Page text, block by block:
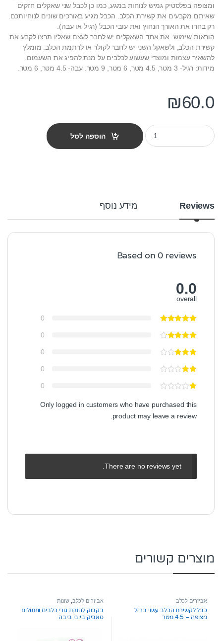
ומצופה בפלסטיק גמיש לנוחות במגע, כמו כן לכבל שני שאקלים חזקים
שאיתם מקבעים את קשירת הכלב. הכבל מגיע באורכים שונים לנוחיותכם.
רק בחרו את האורך הנחוץ ואת עובי הכבל (רגיל או עבה).
הוראות שימוש: את אחד השאקלים יש לחבר לעצם שאליו תרצו לקבע את
קשירת הכלב, ולשאקל השני יש לחבר לקולר או לרתמת הכלב. מומלץ
להשאיר עצמות ומוצרי שעשוע לכלבים על מנת להפיג את השעמום.
מידות: רגיל- 3 מטר, 4.5 מטר, 6 מטר, 9 מטר. עבה- 4.5 מטר, 6 מטר.
₪60.0
כבל לקשירת הכלב עשוי ברזל מצופה - 9 מטר quantity
הוספה לסל
Reviews מידע נוסף
Based on 0 reviews
0.0
overall
0
0
0
0
0
Only logged in customers who have purchased this
product may leave a review.
There are no reviews yet.
מוצרים קשורים
אביזרים לכלב
כבל לקשירת הכלב עשוי ברזל
מצופה – 4.5 מטר
אביזרים לכלב ,שונות
בקבוק להנקת גורי כלבים וחתולים
סאביק בייבי ביבה